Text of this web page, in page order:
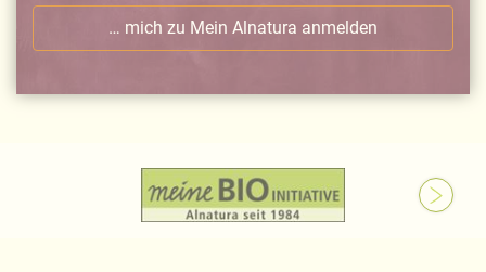
… mich zu Mein Alnatura anmelden